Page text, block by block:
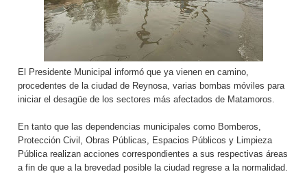
El Presidente Municipal informó que ya vienen en camino,
procedentes de la ciudad de Reynosa, varias bombas móviles para
iniciar el desagüe de los sectores más afectados de Matamoros.
En tanto que las dependencias municipales como Bomberos,
Protección Civil, Obras Públicas, Espacios Públicos y Limpieza
Pública realizan acciones correspondientes a sus respectivas áreas
a fin de que a la brevedad posible la ciudad regrese a la normalidad.